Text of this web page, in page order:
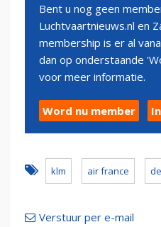
Bent u nog geen
Luchtvaartnieuws.nl en
membership is er al
dan op onderstaande
voor meer informatie.
Word nu member
klm air france
Verstuur per e-mail